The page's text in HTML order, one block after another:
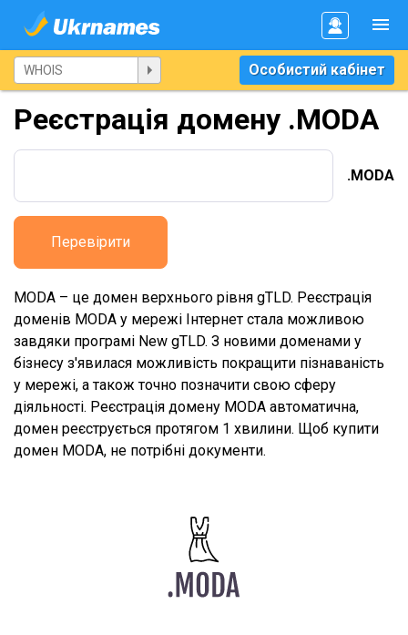
Особистий кабінет
Реєстрація домену .MODA
.MODA
Перевірити
MODA – це домен верхнього рівня gTLD. Реєстрація
доменів MODA у мережі Інтернет стала можливою
завдяки програмі New gTLD. З новими доменами у
бізнесу з'явилася можливість покращити пізнаваність
у мережі, а також точно позначити свою сферу
діяльності. Реєстрація домену MODA автоматична,
домен реєструється протягом 1 хвилини. Щоб купити
домен MODA, не потрібні документи.